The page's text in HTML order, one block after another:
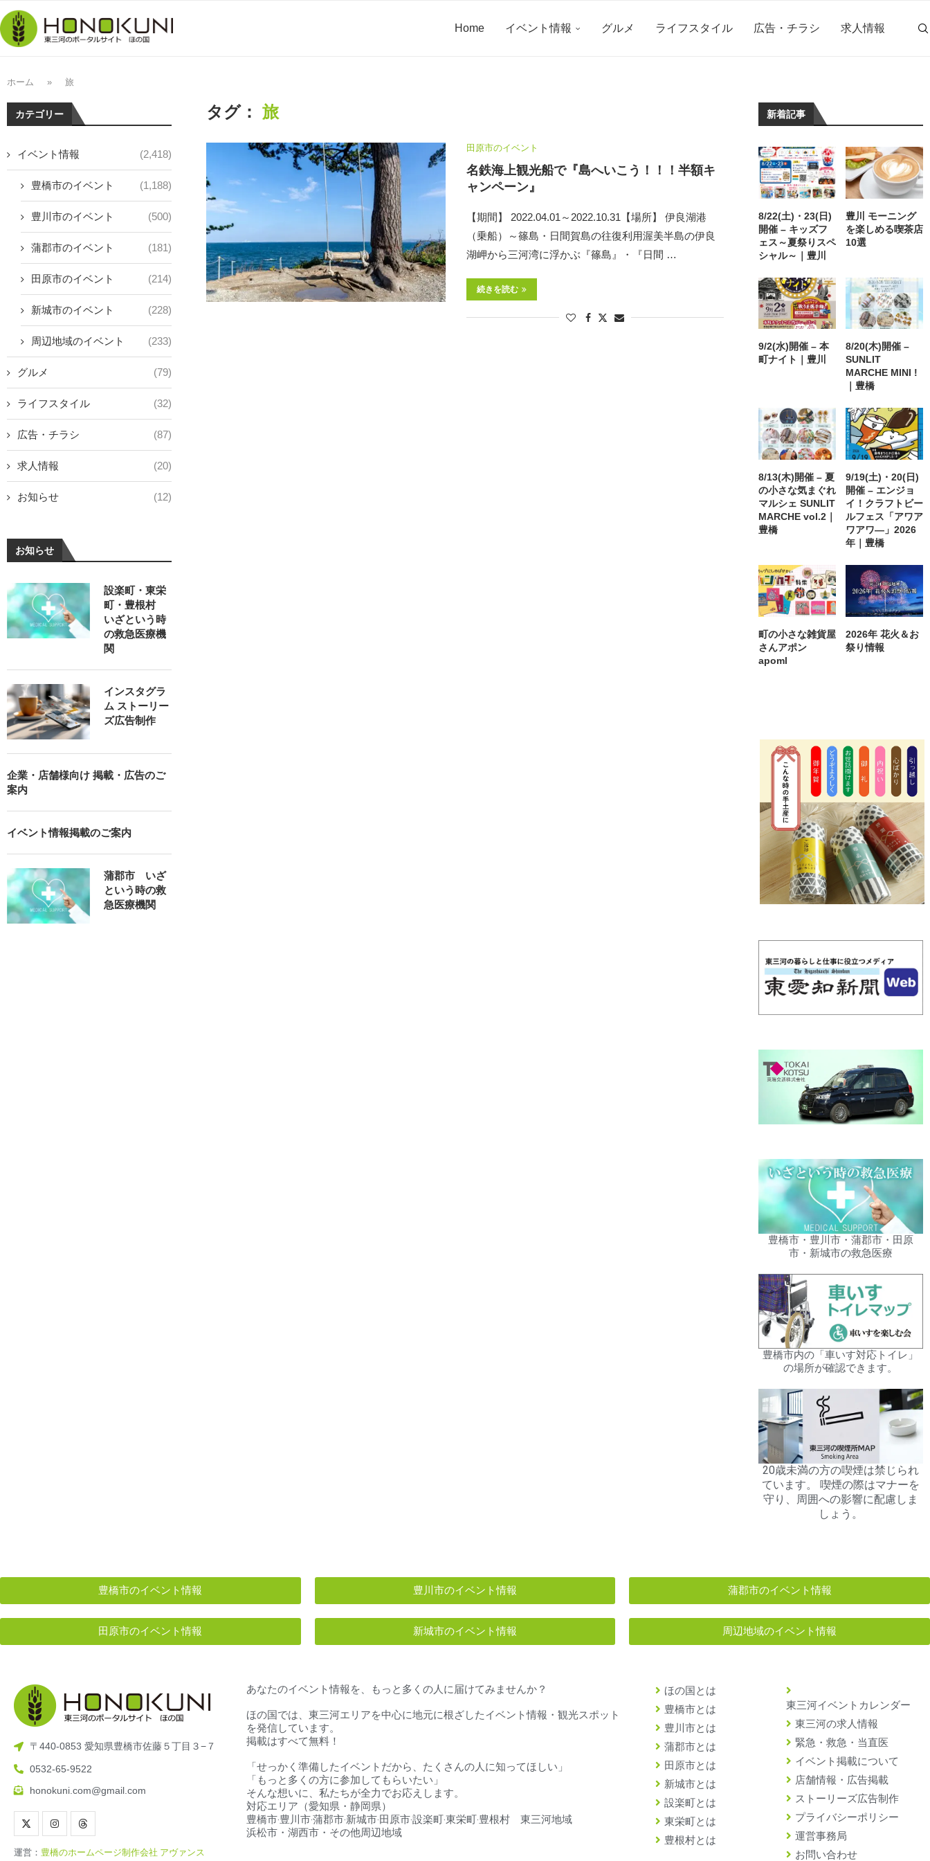
Home イベント情報 グルメ ライフスタイル 広告・チラシ 求人情報
ホーム » 旅
タグ：旅
田原市のイベント
名鉄海上観光船で『島へいこう！！！半額キ
ャンペーン』
【期間】 2022.04.01～2022.10.31【場所】 伊良湖港
（乗船）～篠島・日間賀島の往復利用渥美半島の伊良
湖岬から三河湾に浮かぶ『篠島』・『日間 …
続きを読む
新着記事
8/22(土)・23(日)
開催 – キッズフ
ェス～夏祭りスペ
シャル～｜豊川
豊川 モーニング
を楽しめる喫茶店
10選
9/2(水)開催 – 本
町ナイト｜豊川
8/20(木)開催 –
SUNLIT
MARCHE MINI !
｜豊橋
8/13(木)開催 – 夏
の小さな気まぐれ
マルシェ SUNLIT
MARCHE vol.2｜
豊橋
9/19(土)・20(日)
開催 – エンジョ
イ！クラフトビー
ルフェス「アワア
ワアワ―」2026
年｜豊橋
町の小さな雑貨屋
さんアポン
apoml
2026年 花火＆お
祭り情報
豊橋市・豊川市・蒲郡市・田原
市・新城市の救急医療
豊橋市内の「車いす対応トイレ」
の場所が確認できます。
20歳未満の方の喫煙は禁じられ
ています。 喫煙の際はマナーを
守り、周囲への影響に配慮しま
しょう。
カテゴリー
イベント情報 (2,418)
豊橋市のイベント (1,188)
豊川市のイベント (500)
蒲郡市のイベント (181)
田原市のイベント (214)
新城市のイベント (228)
周辺地域のイベント (233)
グルメ (79)
ライフスタイル (32)
広告・チラシ (87)
求人情報 (20)
お知らせ (12)
お知らせ
設楽町・東栄
町・豊根村
いざという時
の救急医療機
関
インスタグラ
ム ストーリー
ズ広告制作
企業・店舗様向け 掲載・広告のご
案内
イベント情報掲載のご案内
蒲郡市 いざ
という時の救
急医療機関
豊橋市のイベント情報 豊川市のイベント情報 蒲郡市のイベント情報
田原市のイベント情報 新城市のイベント情報 周辺地域のイベント情報
〒440-0853 愛知県豊橋市佐藤５丁目３−７
0532-65-9522
honokuni.com@gmail.com
運営： 豊橋のホームページ制作会社 アヴァンス
あなたのイベント情報を、もっと多くの人に届けてみませんか？
ほの国では、東三河エリアを中心に地元に根ざしたイベント情報・観光スポット
を発信しています。
掲載はすべて無料！
「せっかく準備したイベントだから、たくさんの人に知ってほしい」
「もっと多くの方に参加してもらいたい」
そんな想いに、私たちが全力でお応えします。
対応エリア（愛知県・静岡県）
豊橋市‧豊川市‧蒲郡市‧新城市‧田原市‧設楽町‧東栄町‧豊根村 東三河地域
浜松市・湖西市・その他周辺地域
ほの国とは
豊橋市とは
豊川市とは
蒲郡市とは
田原市とは
新城市とは
設楽町とは
東栄町とは
豊根村とは
東三河イベントカレンダー
東三河の求人情報
緊急・救急・当直医
イベント掲載について
店舗情報・広告掲載
ストーリーズ広告制作
プライバシーポリシー
運営事務局
お問い合わせ